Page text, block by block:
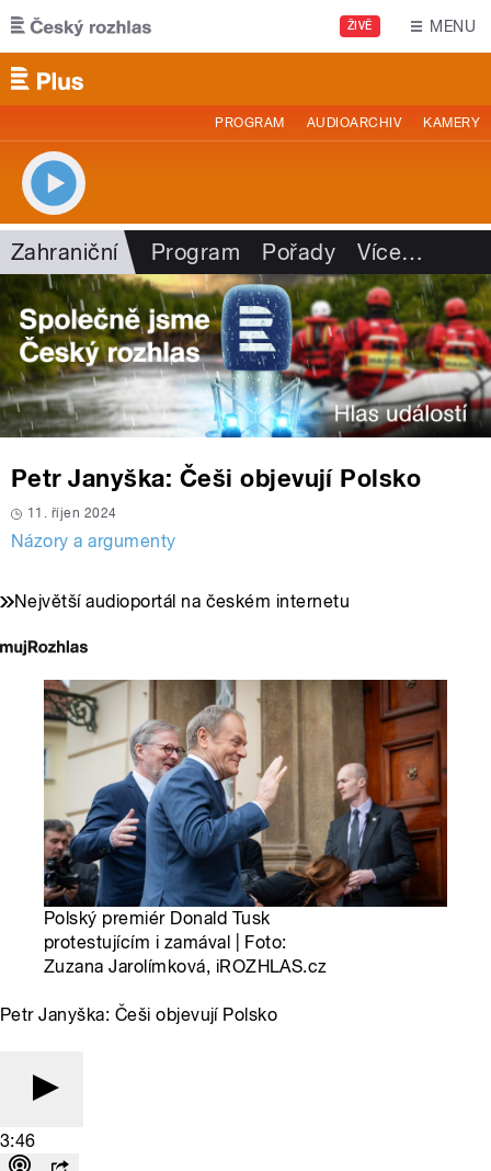
Přejít k hlavnímu obsahu
ŽIVĚ MENU
PROGRAM AUDIOARCHIV KAMERY
Zahraniční Program Pořady Více…
Petr Janyška: Češi objevují Polsko
11. říjen 2024
Názory a argumenty
Největší audioportál na českém internetu
Polský premiér Donald Tusk
protestujícím i zamával | Foto:
Zuzana Jarolímková, iROZHLAS.cz
Petr Janyška: Češi objevují Polsko
3:46